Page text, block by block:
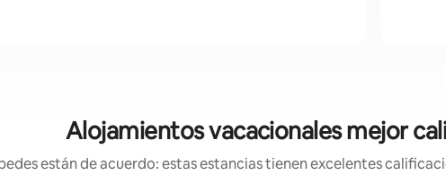
Alojamientos vacacionales mejor
están de acuerdo: estas estancias tienen excelentes